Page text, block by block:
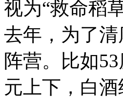
视为“救命稻
去年，为了
阵营。比如
元上下，白